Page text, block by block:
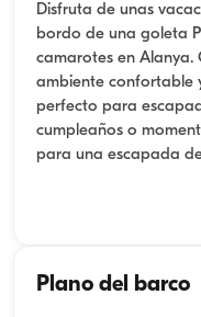
Disfruta de unas
bordo de una goleta
camarotes en Alanya.
ambiente confortable
perfecto para
cumpleaños o
para una escapada
Plano del barco